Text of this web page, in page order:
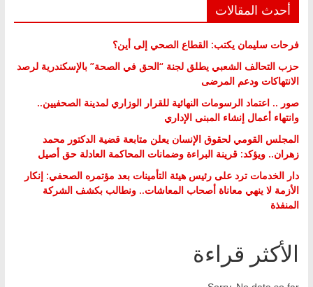
أحدث المقالات
فرحات سليمان يكتب: القطاع الصحي إلى أين؟
حزب التحالف الشعبي يطلق لجنة “الحق في الصحة” بالإسكندرية لرصد
الانتهاكات ودعم المرضى
صور .. اعتماد الرسومات النهائية للقرار الوزاري لمدينة الصحفيين..
وانتهاء أعمال إنشاء المبنى الإداري
المجلس القومي لحقوق الإنسان يعلن متابعة قضية الدكتور محمد
زهران.. ويؤكد: قرينة البراءة وضمانات المحاكمة العادلة حق أصيل
دار الخدمات ترد على رئيس هيئة التأمينات بعد مؤتمره الصحفي: إنكار
الأزمة لا ينهي معاناة أصحاب المعاشات.. ونطالب بكشف الشركة
المنفذة
الأكثر قراءة